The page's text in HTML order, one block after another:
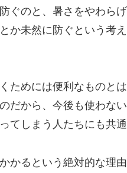
ぐのと、暑さをやわら
か未然に防ぐという考
ためには便利なものと
だから、今後も使わな
てしまう人たちにも共
かるという絶対的な理